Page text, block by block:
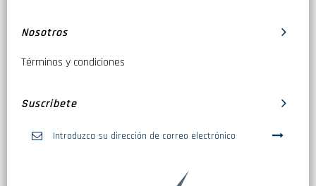
Nosotros
Términos y condiciones
Suscribete